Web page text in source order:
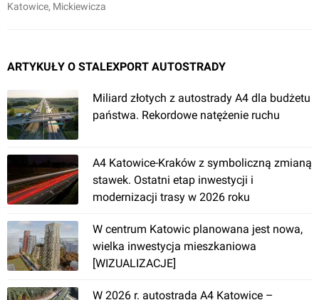
Katowice, Mickiewicza
ARTYKUŁY O STALEXPORT AUTOSTRADY
Miliard złotych z autostrady A4 dla budżetu
państwa. Rekordowe natężenie ruchu
A4 Katowice-Kraków z symboliczną zmianą
stawek. Ostatni etap inwestycji i
modernizacji trasy w 2026 roku
W centrum Katowic planowana jest nowa,
wielka inwestycja mieszkaniowa
[WIZUALIZACJE]
W 2026 r. autostrada A4 Katowice –